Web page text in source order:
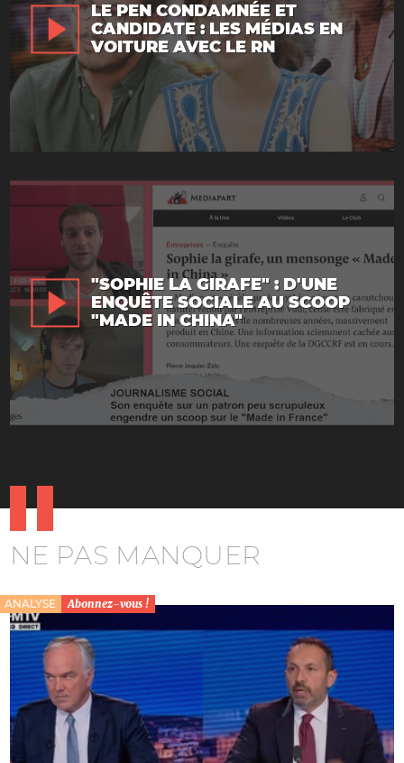
LE PEN CONDAMNÉE ET
CANDIDATE : LES MÉDIAS EN
VOITURE AVEC LE RN
"SOPHIE LA GIRAFE" : D'UNE
ENQUÊTE SOCIALE AU SCOOP
"MADE IN CHINA"
NE PAS MANQUER
ANALYSE Abonnez-vous !